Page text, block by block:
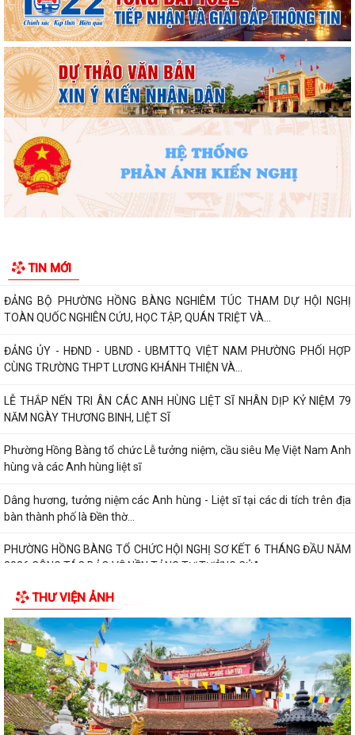
TIN MỚI
kỹ năng phòng chống đuối nước...
Phường Hồng Bàng tập huấn kiến thức về an toàn thực phẩm cho các
cơ sở kinh doanh dịch vụ ăn uống,...
HỘI NGƯỜI CAO TUỔI PHƯỜNG HỒNG BÀNG TỔ CHỨC HỘI NGHỊ SƠ
KẾT CÔNG TÁC HỘI 6 THÁNG ĐẦU NĂM 2026
ĐẢNG BỘ PHƯỜNG HỒNG BÀNG NGHIÊM TÚC THAM DỰ HỘI NGHỊ
TOÀN QUỐC NGHIÊN CỨU, HỌC TẬP, QUÁN TRIỆT VÀ...
ĐẢNG ỦY - HĐND - UBND - UBMTTQ VIỆT NAM PHƯỜNG PHỐI HỢP
CÙNG TRƯỜNG THPT LƯƠNG KHÁNH THIỆN VÀ...
hùng và các Anh hùng liệt sĩ
bàn thành phố là Đền thờ...
2026 CÔNG TÁC BẢO VỆ NỀN TẢNG TƯ TƯỞNG CỦA...
thương binh, thân nhân liệt sỹ CAND
động của bộ máy chính quyền cơ...
CHUYỆN TRUYỀN THỐNG NHÂN KỶ NIỆM 79 NĂM NGÀY...
Đồng chí Nguyễn Văn Tuấn, Bí thư Đảng ủy phường Hồng Bàng được
Chủ tịch UBND thành phố tặng Bằng...
Đoàn lãnh đạo Đảng uỷ - HĐND - UBND - UBMTQ Việt Nam phường
Hồng Bàng thăm và tặng quà các gia đình...
PHƯỜNG HỒNG BÀNG PHỐI HỢP VỚI CÁC ĐƠN VỊ, DOANH NGHIỆP VÀ
CÁC NHÀ HẢO TÂM TỔ CHỨC TẶNG QUÀ TRI ÂN...
THƯ VIỆN ẢNH